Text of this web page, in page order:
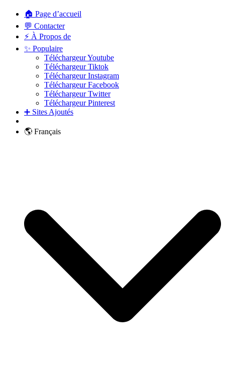
🏠 Page d’accueil
💬 Contacter
⚡ À Propos de
✨ Populaire
Téléchargeur Youtube
Téléchargeur Tiktok
Téléchargeur Instagram
Téléchargeur Facebook
Téléchargeur Twitter
Téléchargeur Pinterest
➕ Sites Ajoutés
🌎 Français